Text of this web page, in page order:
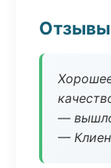
Отзывы
—
—